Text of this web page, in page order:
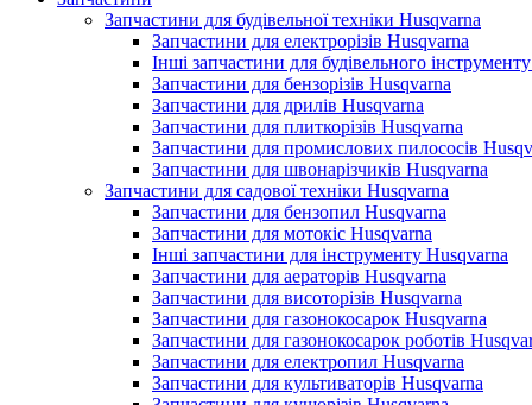
Запчастини для будівельної техніки Husqvarna
Запчастини для електрорізів Husqvarna
Інші запчастини для будівельного
Запчастини для бензорізів Husqvarna
Запчастини для дрилів Husqvarna
Запчастини для плиткорізів Husqvarna
Запчастини для промислових пилососів
Запчастини для швонарізчиків Husqvarna
Запчастини для садової техніки Husqvarna
Запчастини для бензопил Husqvarna
Запчастини для мотокіс Husqvarna
Інші запчастини для інструменту Husqvarna
Запчастини для аераторів Husqvarna
Запчастини для висоторізів Husqvarna
Запчастини для газонокосарок Husqvarna
Запчастини для газонокосарок роботів
Запчастини для електропил Husqvarna
Запчастини для культиваторів Husqvarna